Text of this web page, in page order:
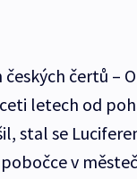
čertů –
letech od
stal se
v